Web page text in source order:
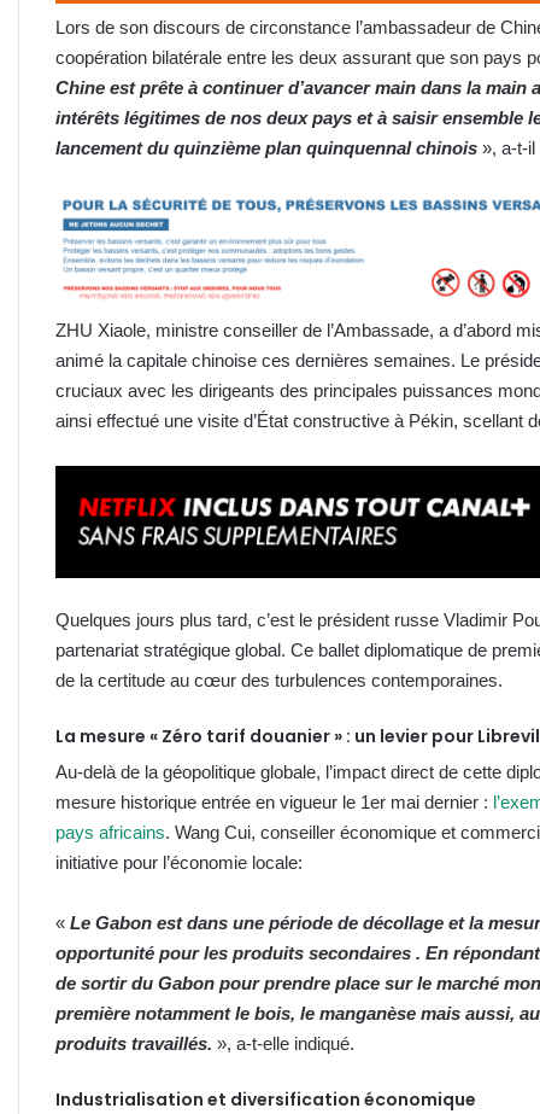
Lors de son discours de circonstance l’ambassadeur de
coopération bilatérale entre les deux assurant que son pays
Chine est prête à continuer d’avancer main dans la
intérêts légitimes de nos deux pays et à saisir ensemble
lancement du quinzième plan quinquennal chinois », a-t-
ZHU Xiaole, ministre conseiller de l’Ambassade, a d’abord
animé la capitale chinoise ces dernières semaines. Le
cruciaux avec les dirigeants des principales puissances
ainsi effectué une visite d’État constructive à Pékin, scellant
Quelques jours plus tard, c’est le président russe Vladimir
partenariat stratégique global. Ce ballet diplomatique de
de la certitude au cœur des turbulences contemporaines.
La mesure « Zéro tarif douanier » : un levier pour
Au-delà de la géopolitique globale, l’impact direct de cette
mesure historique entrée en vigueur le 1er mai dernier :
pays africains. Wang Cui, conseiller économique et
initiative pour l’économie locale:
« Le Gabon est dans une période de décollage et la
opportunité pour les produits secondaires . En
de sortir du Gabon pour prendre place sur le marché
première notamment le bois, le manganèse mais aussi,
produits travaillés. », a-t-elle indiqué.
Industrialisation et diversification économique